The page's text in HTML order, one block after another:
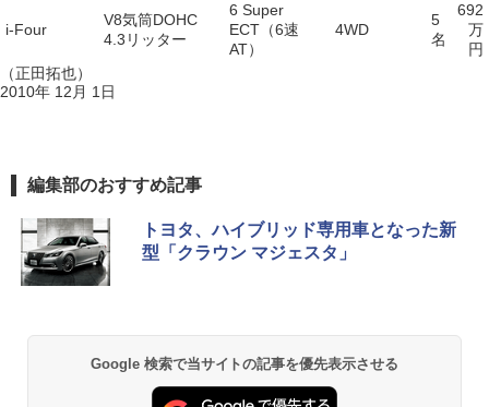
i-Four
V8気筒DOHC
4.3リッター
6 Super
ECT（6速
AT）
4WD
5
名
692
万
円
（正田拓也）
2010年 12月 1日
編集部のおすすめ記事
トヨタ、ハイブリッド専用車となった新
型「クラウン マジェスタ」
Google 検索で当サイトの記事を優先表示させる